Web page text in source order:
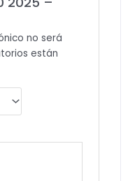
no será
están